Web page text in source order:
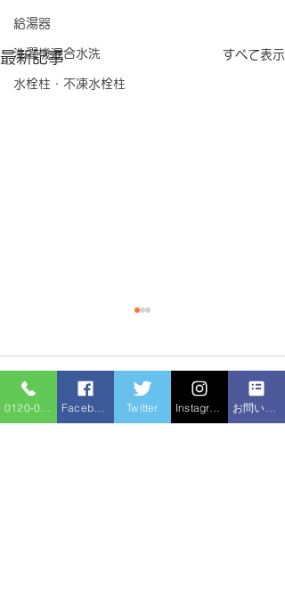
給湯器
洗濯機混合水洗
水栓柱・不凍水栓柱
最新記事 すべて表示
コメント
Twitter